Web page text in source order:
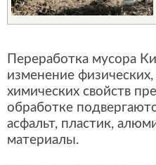
Переработка мусора
изменение
химических свойств
обработке
асфальт, пластик,
материалы.